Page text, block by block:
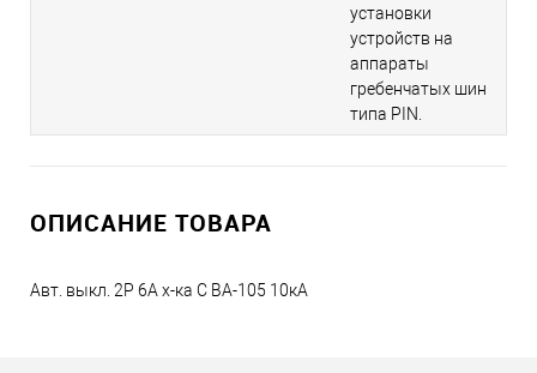
установки
устройств на
аппараты
гребенчатых шин
типа PIN.
ОПИСАНИЕ ТОВАРА
Авт. выкл. 2P 6A х-ка C ВА-105 10кА